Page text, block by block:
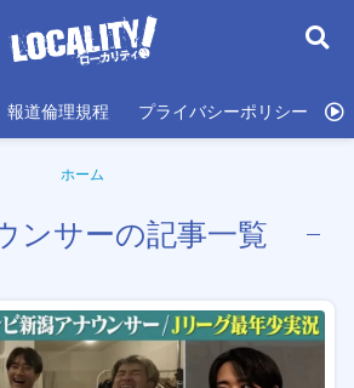
報道倫理規程 プライバシーポリシー
ホーム
ンサーの記事一覧